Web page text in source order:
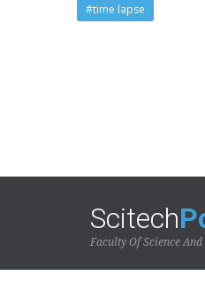
#time lapse
Scitech
Faculty Of Science